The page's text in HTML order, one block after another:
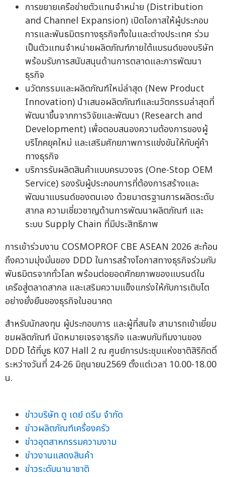
การขยายเครือข่ายตัวแทนจำหน่าย (Distribution
and Channel Expansion) เปิดโอกาสให้ผู้ประกอบ
การและพันธมิตรทางธุรกิจทั้งในและต่างประเทศ ร่วม
เป็นตัวแทนจำหน่ายผลิตภัณฑ์ภายใต้แบรนด์ของบริษัท
พร้อมรับการสนับสนุนด้านการตลาดและการพัฒนา
ธุรกิจ
นวัตกรรมและผลิตภัณฑ์ใหม่ล่าสุด (New Product
Innovation) นำเสนอผลิตภัณฑ์และนวัตกรรมล่าสุดที่
พัฒนาขึ้นจากการวิจัยและพัฒนา (Research and
Development) เพื่อตอบสนองความต้องการของผู้
บริโภคยุคใหม่ และเสริมศักยภาพการแข่งขันให้กับคู่ค้า
ทางธุรกิจ
บริการรับผลิตสินค้าแบบครบวงจร (One-Stop OEM
Service) รองรับผู้ประกอบการที่ต้องการสร้างและ
พัฒนาแบรนด์ของตนเอง ด้วยมาตรฐานการผลิตระดับ
สากล ความเชี่ยวชาญด้านการพัฒนาผลิตภัณฑ์ และ
ระบบ Supply Chain ที่มีประสิทธิภาพ
การเข้าร่วมงาน COSMOPROF CBE ASEAN 2026 สะท้อน
ถึงความมุ่งมั่นของ DDD ในการสร้างโอกาสทางธุรกิจร่วมกับ
พันธมิตรจากทั่วโลก พร้อมต่อยอดศักยภาพของแบรนด์ใน
เครือสู่ตลาดสากล และเสริมความแข็งแกร่งให้กับการเติบโต
อย่างยั่งยืนของธุรกิจในอนาคต
สำหรับนักลงทุน ผู้ประกอบการ และผู้ที่สนใจ สามารถเข้าเยี่ยม
ชมผลิตภัณฑ์ นัดหมายเจรจาธุรกิจ และพบกับทีมงานของ
DDD ได้ที่บูธ K07 Hall 2 ณ ศูนย์การประชุมแห่งชาติสิริกิตติ์
ระหว่างวันที่ 24-26 มิถุนายน2569 ตั้งแต่เวลา 10.00-18.00
น.
ข่าวบริษัท ดู เดย์ ดรีม จำกัด
ข่าวผลิตภัณฑ์เครื่องครัว
ข่าวอุตสาหกรรมความงาม
ข่าวงานแสดงสินค้า
ข่าวระดับนานาชาติ